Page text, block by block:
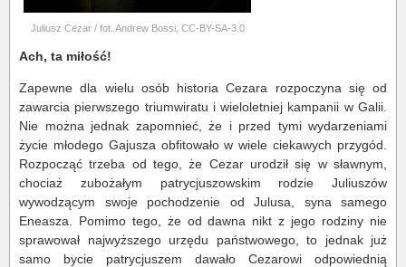
Juliusz Cezar / fot. Andrew Bossi, CC-BY-SA-3.0
Ach, ta miłość!
Zapewne dla wielu osób historia Cezara rozpoczyna się od
zawarcia pierwszego triumwiratu i wieloletniej kampanii w Galii.
Nie można jednak zapomnieć, że i przed tymi wydarzeniami
życie młodego Gajusza obfitowało w wiele ciekawych przygód.
Rozpocząć trzeba od tego, że Cezar urodził się w sławnym,
chociaż zubożałym patrycjuszowskim rodzie Juliuszów
wywodzącym swoje pochodzenie od Julusa, syna samego
Eneasza. Pomimo tego, że od dawna nikt z jego rodziny nie
sprawował najwyższego urzędu państwowego, to jednak już
samo bycie patrycjuszem dawało Cezarowi odpowiednią